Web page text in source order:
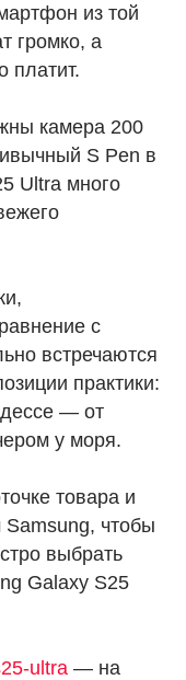
из той
громко, а
платит.
камера 200
S Pen в
Ultra много
с
встречаются
практики:
— от
у моря.
товара и
чтобы
выбрать
Galaxy S25
ultra — на